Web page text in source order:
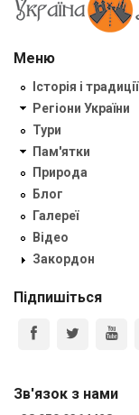
Меню
Історія і традиції
Регіони України
Тури
Пам'ятки
Природа
Блог
Галереї
Відео
Закордон
Підпишіться
Зв'язок з нами